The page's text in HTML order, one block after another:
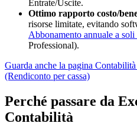
Entrate/Uscite.
Ottimo rapporto costo/
risorse limitate, evitando
Abbonamento annuale a
Professional).
Guarda anche la pagina
(Rendiconto per cassa)
Perché passare da
Contabilità